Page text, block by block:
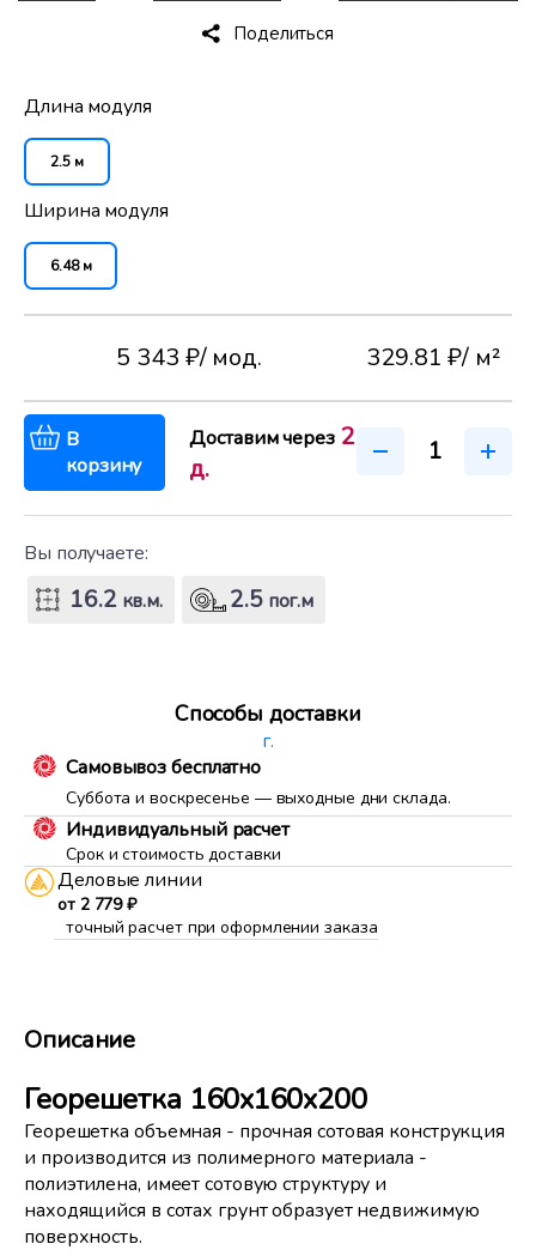
Поделиться
Длина модуля
2.5 м
Ширина модуля
6.48 м
5 343 ₽/ мод. 329.81 ₽/ м²
В
корзину
Доставим через 2
д.
Вы получаете:
16.2кв.м. 2.5пог.м
Способы доставки
г.
Самовывоз бесплатно
Суббота и воскресенье — выходные дни склада.
Индивидуальный расчет
Срок и стоимость доставки
Деловые линии
от 2 779 ₽
точный расчет при оформлении заказа
Описание
Георешетка 160х160х200
Георешетка объемная - прочная сотовая конструкция
и производится из полимерного материала -
полиэтилена, имеет сотовую структуру и
находящийся в сотах грунт образует недвижимую
поверхность.